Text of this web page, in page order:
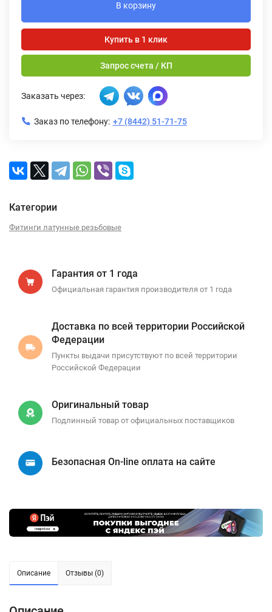
В корзину
Купить в 1 клик
Запрос счета / КП
Заказать через:
Заказ по телефону: +7 (8442) 51-71-75
Категории
Фитинги латунные резьбовые
Гарантия от 1 года
Официальная гарантия производителя от 1 года
Доставка по всей территории Российской
Федерации
Пункты выдачи присутствуют по всей территории
Российской Федерации
Оригинальный товар
Подлинный товар от официальных поставщиков
Безопасная On-line оплата на сайте
Описание Отзывы (0)